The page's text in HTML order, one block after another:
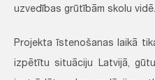
uzvedības grūtībām skolu vidē.
Projekta īstenošanas laikā
izpētītu situāciju Latvijā,